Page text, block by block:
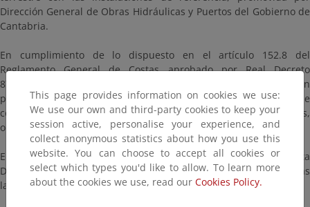
Dirección General de Obras Hidráulicas y Puertos del Gobierno de
Cantabria.
En cumplimiento de lo dispuesto en el artículo 152.8 del
Reglamento General de Costas aprobado por Real Decreto
876/2014, de 10 de octubre, se abre un periodo de información
pública, por un plazo de veinte días, dentro del cual se puede
consultar el proyecto presentado y presentar las alegaciones,
observaciones o sugerencias que se estimen pertinentes.
El proyecto estará a su disposición en las oficinas de esta
Demarcación sitas en Santander, C/ Vargas 53-3º en días
laborables y horario de 9:00 a 14:00 horas.
This page provides information on cookies we use:
We use our own and third-party cookies to keep your
session active, personalise your experience, and
collect anonymous statistics about how you use this
website. You can choose to accept all cookies or
select which types you'd like to allow. To learn more
about the cookies we use, read our Cookies Policy.